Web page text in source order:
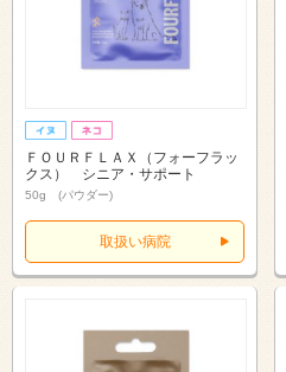
ＦＯＵＲＦＬＡＸ（フォーフラッ
クス） シニア・サポート
50g (パウダー)
取扱い病院